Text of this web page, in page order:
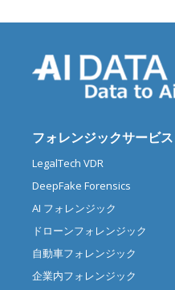
フォレンジックサービス
LegalTech VDR
DeepFake Forensics
AI フォレンジック
ドローンフォレンジック
自動車フォレンジック
企業内フォレンジック